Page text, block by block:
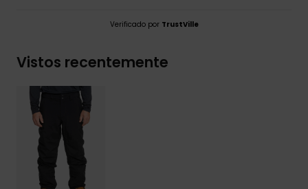
Verificado por TrustVille
Vistos recentemente